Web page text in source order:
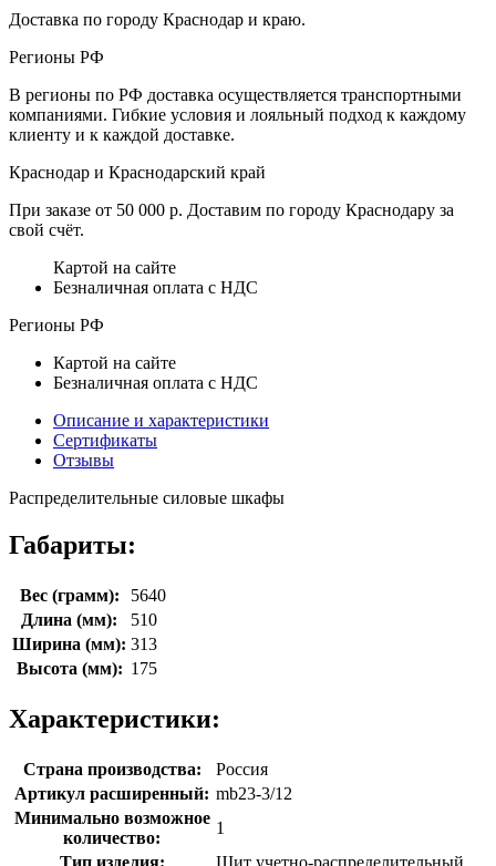
Доставка по городу Краснодар и краю.
Регионы РФ
В регионы по РФ доставка осуществляется транспортными
компаниями. Гибкие условия и лояльный подход к каждому
клиенту и к каждой доставке.
Краснодар и Краснодарский край
При заказе от 50 000 р. Доставим по городу Краснодару за
свой счёт.
Картой на сайте
Безналичная оплата с НДС
Регионы РФ
Картой на сайте
Безналичная оплата с НДС
Описание и характеристики
Сертификаты
Отзывы
Распределительные силовые шкафы
Габариты:
Вес (грамм):
5640
Длина (мм):
510
Ширина (мм): 313
Высота (мм): 175
Характеристики:
Страна производства:
Россия
Артикул расширенный: mb23-3/12
Минимально возможное
количество:
1
Тип изделия:
Щит учетно-распределительный